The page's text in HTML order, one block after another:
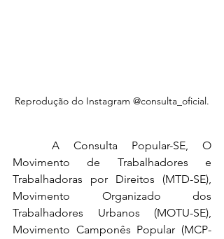
Reprodução do Instagram @consulta_oficial.
Movimento de Trabalhadores e
Trabalhadoras por Direitos (MTD-SE),
Movimento Organizado dos
Trabalhadores Urbanos (MOTU-SE),
Movimento Camponês Popular (MCP-